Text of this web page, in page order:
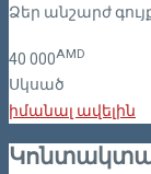
Ձեր անշարժ
40 000AMD
Սկսած
իմանալ ավելին